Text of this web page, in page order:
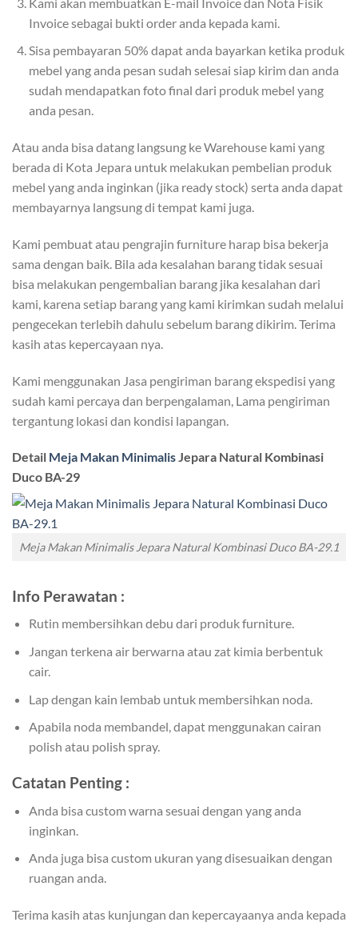
Invoice sebagai bukti order anda kepada kami.
Sisa pembayaran 50% dapat anda bayarkan ketika produk
mebel yang anda pesan sudah selesai siap kirim dan anda
sudah mendapatkan foto final dari produk mebel yang
anda pesan.
Atau anda bisa datang langsung ke Warehouse kami yang
berada di Kota Jepara untuk melakukan pembelian produk
mebel yang anda inginkan (jika ready stock) serta anda dapat
membayarnya langsung di tempat kami juga.
Kami pembuat atau pengrajin furniture harap bisa bekerja
sama dengan baik. Bila ada kesalahan barang tidak sesuai
bisa melakukan pengembalian barang jika kesalahan dari
kami, karena setiap barang yang kami kirimkan sudah melalui
pengecekan terlebih dahulu sebelum barang dikirim. Terima
kasih atas kepercayaan nya.
Kami menggunakan Jasa pengiriman barang ekspedisi yang
sudah kami percaya dan berpengalaman, Lama pengiriman
tergantung lokasi dan kondisi lapangan.
Detail Meja Makan MinimalisJepara Natural Kombinasi
Duco BA-29
Meja Makan Minimalis Jepara Natural Kombinasi Duco BA-29.1
Info Perawatan :
Rutin membersihkan debu dari produk furniture.
Jangan terkena air berwarna atau zat kimia berbentuk
cair.
Lap dengan kain lembab untuk membersihkan noda.
Apabila noda membandel, dapat menggunakan cairan
polish atau polish spray.
Catatan Penting :
Anda bisa custom warna sesuai dengan yang anda
inginkan.
Anda juga bisa custom ukuran yang disesuaikan dengan
ruangan anda.
Terima kasih atas kunjungan dan kepercayaanya anda kepada